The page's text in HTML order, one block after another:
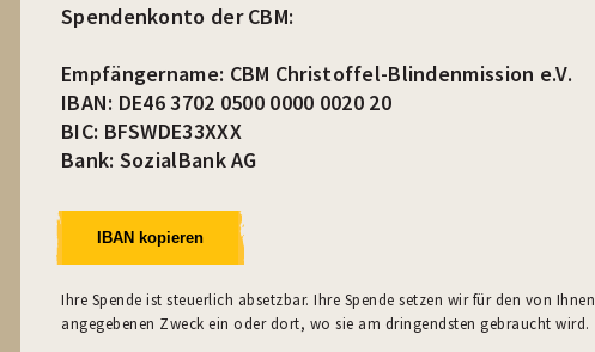
Spendenkonto der CBM:
Empfängername: CBM Christoffel-Blindenmission e.V.
IBAN: DE46 3702 0500 0000 0020 20
BIC: BFSWDE33XXX
Bank: SozialBank AG
IBAN kopieren
Ihre Spende ist steuerlich absetzbar. Ihre Spende setzen wir für den von Ihnen
angegebenen Zweck ein oder dort, wo sie am dringendsten gebraucht wird.